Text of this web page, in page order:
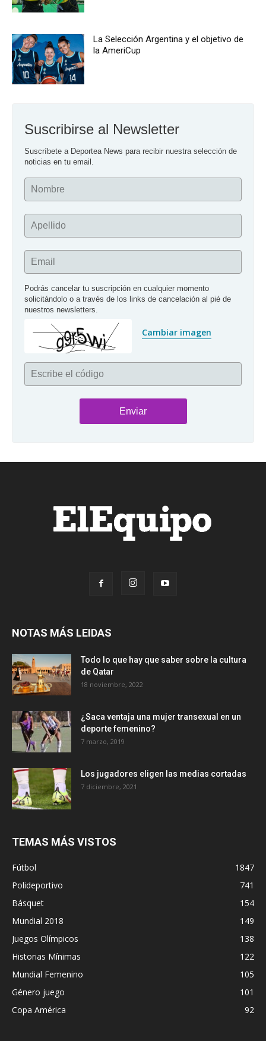
La Selección Argentina y el objetivo de
la AmeriCup
Suscribirse al Newsletter
Suscríbete a Deportea News para recibir nuestra selección de
noticias en tu email.
Nombre
Apellido
Email
Podrás cancelar tu suscripción en cualquier momento
solicitándolo o a través de los links de cancelación al pié de
nuestros newsletters.
Cambiar imagen
Escribe el código
NOTAS MÁS LEIDAS
Todo lo que hay que saber sobre la cultura
de Qatar
18 noviembre, 2022
¿Saca ventaja una mujer transexual en un
deporte femenino?
7 marzo, 2019
Los jugadores eligen las medias cortadas
7 diciembre, 2021
TEMAS MÁS VISTOS
Fútbol
1847
Polideportivo
741
Básquet
154
Mundial 2018
149
Juegos Olímpicos
138
Historias Mínimas
122
Mundial Femenino
105
Género juego
101
Copa América
92